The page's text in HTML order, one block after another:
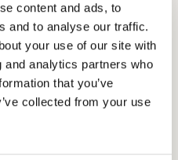
content and ads, to
and to analyse our traffic.
your use of our site with
analytics partners who
that you’ve
collected from your use
bénéficie, à
équivalente, des
de carrière.
dans le respect de
exemple, les congés
hommes ou femmes.